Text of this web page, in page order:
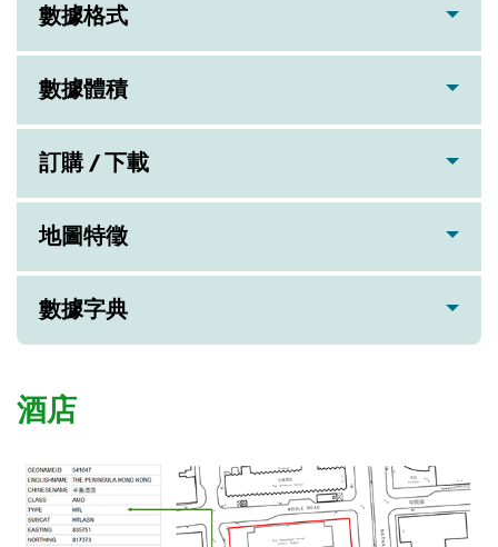
數據格式
數據體積
訂購 / 下載
地圖特徵
數據字典
酒店